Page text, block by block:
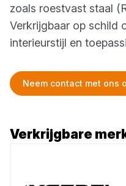
zoals roestvast staal
Verkrijgbaar op schild
interieurstijl en
Neem contact met ons
Verkrijgbare